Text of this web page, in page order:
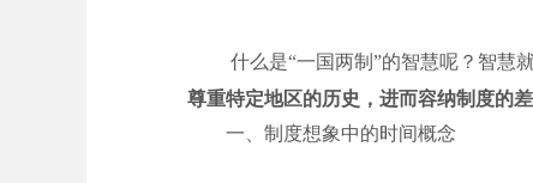
什么是“一国两制”的智慧呢？智慧
尊重特定地区的历史，进而容纳制度的
一、制度想象中的时间概念